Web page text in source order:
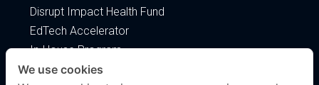
Disrupt Impact Health Fund
EdTech Accelerator
In-House Program
We use cookies